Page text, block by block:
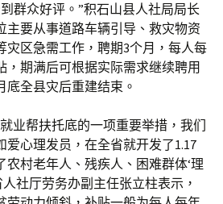
群众好评。”积石山县人社局局长
主要从事道路车辆引导、救灾物资
灾区急需工作，聘期3个月，每人每
，期满后可根据实际需求继续聘用
底全县灾后重建结束。
业帮扶托底的一项重要举措，我们
爱心理发员，在全省就开发了1.17
农村老年人、残疾人、困难群体‘理
社厅劳务办副主任张立柱表示，